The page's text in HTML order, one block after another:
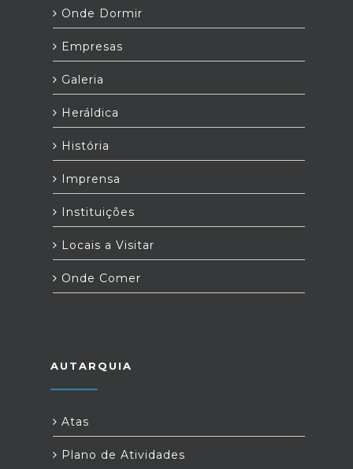
Onde Dormir
Empresas
Galeria
Heráldica
História
Imprensa
Instituições
Locais a Visitar
Onde Comer
AUTARQUIA
Atas
Plano de Atividades